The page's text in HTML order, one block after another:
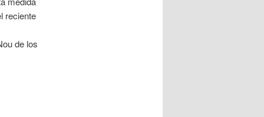
reciente
de los